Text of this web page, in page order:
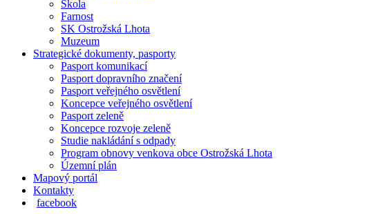
Škola
Farnost
SK Ostrožská Lhota
Muzeum
Strategické dokumenty, pasporty
Pasport komunikací
Pasport dopravního značení
Pasport veřejného osvětlení
Koncepce veřejného osvětlení
Pasport zeleně
Koncepce rozvoje zeleně
Studie nakládání s odpady
Program obnovy venkova obce Ostrožská Lhota
Územní plán
Mapový portál
Kontakty
facebook